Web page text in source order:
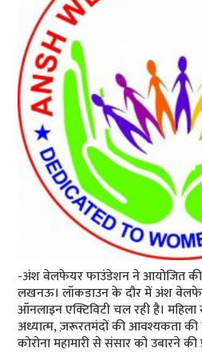
-अंश वेलफेयर फाउंडेशन ने आयोजित की
लखनऊ। लॉकडाउन के दौर में अंश
ऑनलाइन एक्टिविटी चल रही है।
अध्यात्म, ज़रूरतमंदों की आवश्यकता की
कोरोना महामारी से संसार को उबारने की